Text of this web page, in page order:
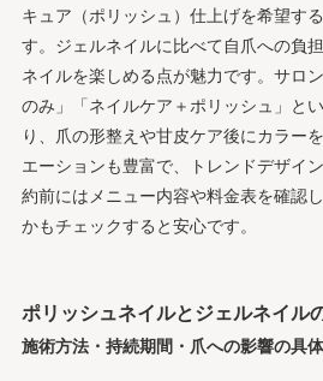
会社概要
キュア（ポリッシュ）仕上げを希望す
す。ジェルネイルに比べて自爪への負
ネイルを楽しめる点が魅力です。サロ
のみ」「ネイルケア＋ポリッシュ」と
り、爪の形整えや甘皮ケア後にカラー
エーションも豊富で、トレンドデザイ
約前にはメニュー内容や料金表を確認
かもチェックすると安心です。
ポリッシュネイルとジェルネイル
施術方法・持続期間・爪への影響の具